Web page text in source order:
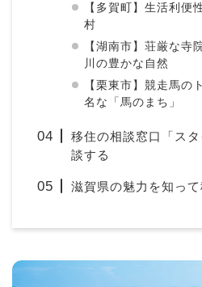
【多賀町】生活利便
村
【湖南市】荘厳な寺
川の豊かな自然
【栗東市】競走馬の
名な「馬のまち」
移住の相談窓口「ス
談する
滋賀県の魅力を知っ